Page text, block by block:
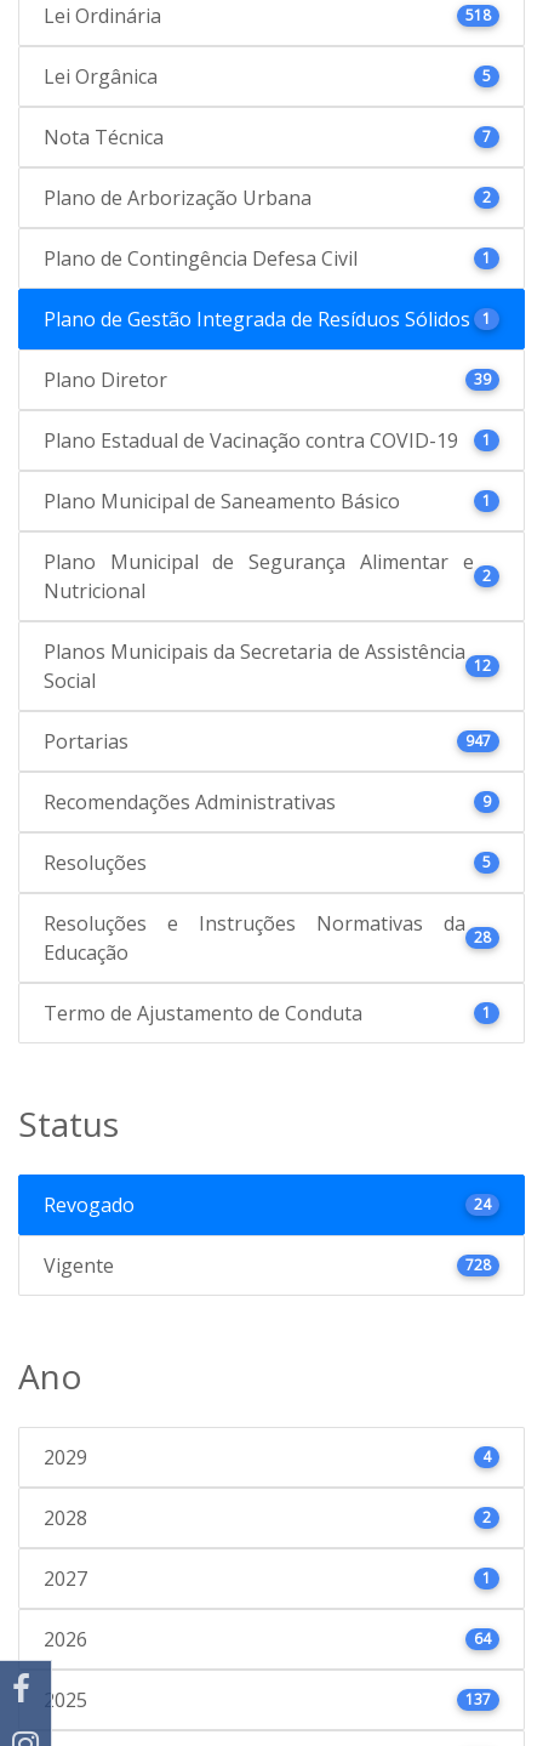
Lei Ordinária 518
Lei Orgânica 5
Nota Técnica 7
Plano de Arborização Urbana 2
Plano de Contingência Defesa Civil 1
Plano de Gestão Integrada de Resíduos Sólidos 1
Plano Diretor 39
Plano Estadual de Vacinação contra COVID-19 1
Plano Municipal de Saneamento Básico 1
Plano Municipal de Segurança Alimentar e
Nutricional
2
Planos Municipais da Secretaria de Assistência
Social
12
Portarias 947
Recomendações Administrativas 9
Resoluções 5
Resoluções e Instruções Normativas da
Educação
28
Termo de Ajustamento de Conduta 1
Status
Revogado 24
Vigente 728
Ano
2029 4
2028 2
2027 1
2026 64
2025 137